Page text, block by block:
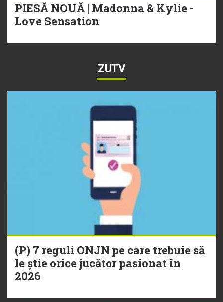
PIESĂ NOUĂ | Madonna & Kylie -
Love Sensation
ZUTV
(P) 7 reguli ONJN pe care trebuie să
le știe orice jucător pasionat în
2026